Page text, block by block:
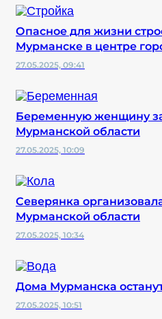
Опасное для жизни
Мурманске в центре
27.05.2025, 09:41
Беременную женщину
Мурманской области
27.05.2025, 10:09
Северянка
Мурманской области
27.05.2025, 10:34
Дома Мурманска
27.05.2025, 10:51